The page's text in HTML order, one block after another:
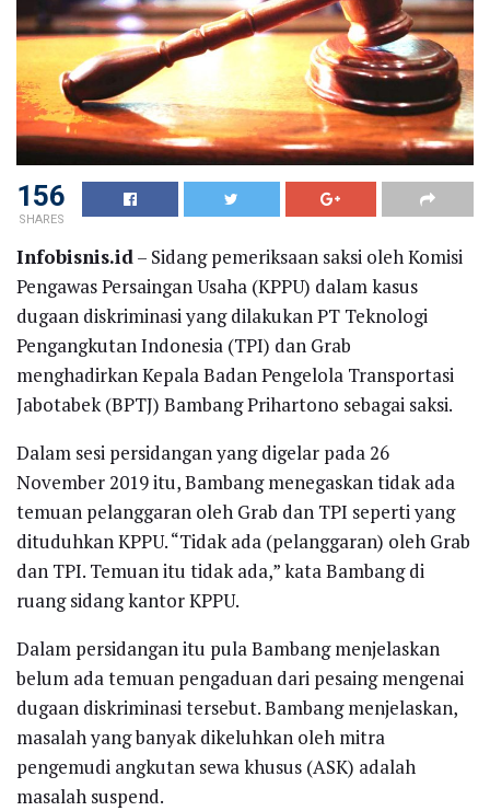
156
SHARES
Infobisnis.id– Sidang pemeriksaan saksi oleh Komisi
Pengawas Persaingan Usaha (KPPU) dalam kasus
dugaan diskriminasi yang dilakukan PT Teknologi
Pengangkutan Indonesia (TPI) dan Grab
menghadirkan Kepala Badan Pengelola Transportasi
Jabotabek (BPTJ) Bambang Prihartono sebagai saksi.
Dalam sesi persidangan yang digelar pada 26
November 2019 itu, Bambang menegaskan tidak ada
temuan pelanggaran oleh Grab dan TPI seperti yang
dituduhkan KPPU. “Tidak ada (pelanggaran) oleh Grab
dan TPI. Temuan itu tidak ada,” kata Bambang di
ruang sidang kantor KPPU.
Dalam persidangan itu pula Bambang menjelaskan
belum ada temuan pengaduan dari pesaing mengenai
dugaan diskriminasi tersebut. Bambang menjelaskan,
masalah yang banyak dikeluhkan oleh mitra
pengemudi angkutan sewa khusus (ASK) adalah
masalah suspend.